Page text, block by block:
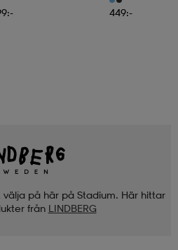
449:-
på här på Stadium. Här hittar
från LINDBERG